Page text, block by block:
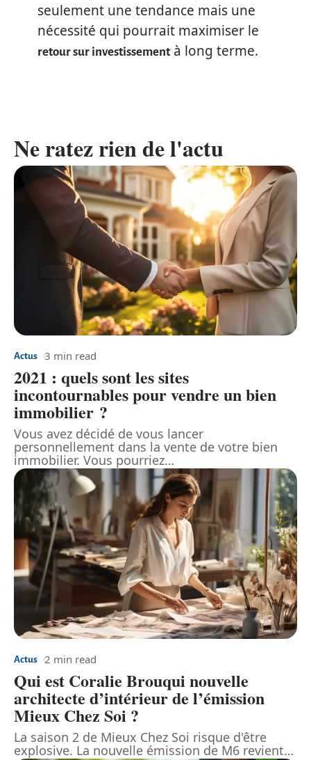
seulement une tendance mais une
nécessité qui pourrait maximiser le
retour sur investissementà long terme.
Ne ratez rien de l'actu
Actus 3 min read
2021 : quels sont les sites
incontournables pour vendre un bien
immobilier ?
Vous avez décidé de vous lancer
personnellement dans la vente de votre bien
immobilier. Vous pourriez…
Actus 2 min read
Qui est Coralie Brouqui nouvelle
architecte d’intérieur de l’émission
Mieux Chez Soi ?
La saison 2 de Mieux Chez Soi risque d'être
explosive. La nouvelle émission de M6 revient…